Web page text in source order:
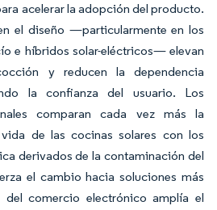
acelerar la adopción del producto.
el diseño —particularmente en los
e híbridos solar-eléctricos— elevan
y reducen la dependencia
la confianza del usuario. Los
comparan cada vez más la
de las cocinas solares con los
derivados de la contaminación del
el cambio hacia soluciones más
del comercio electrónico amplía el